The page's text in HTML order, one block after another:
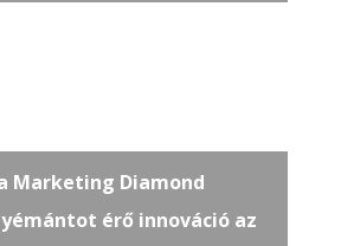
Marketing Diamond
érő innováció az